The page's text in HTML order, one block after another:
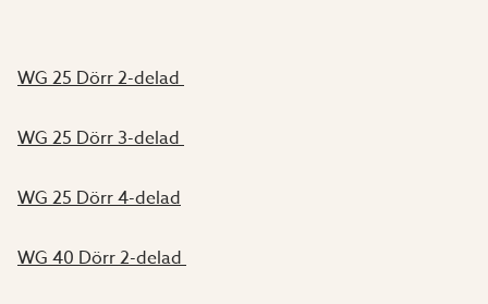
WG 25 Dörr 2-delad
WG 25 Dörr 3-delad
WG 25 Dörr 4-delad
WG 40 Dörr 2-delad